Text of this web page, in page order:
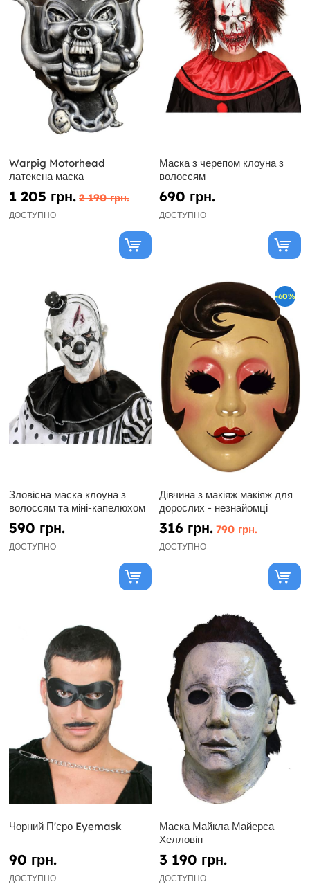
Warpig Motorhead
латексна маска
1 205 грн. 2 190 грн.
ДОСТУПНО
Маска з черепом клоуна з
волоссям
690 грн.
ДОСТУПНО
Зловісна маска клоуна з
волоссям та міні-капелюхом
590 грн.
ДОСТУПНО
-60%
Дівчина з макіяж макіяж для
дорослих - незнайомці
316 грн. 790 грн.
ДОСТУПНО
Чорний П'єро Eyemask
90 грн.
ДОСТУПНО
Маска Майкла Майерса
Хелловін
3 190 грн.
ДОСТУПНО